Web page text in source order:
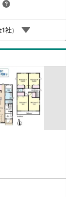
守でスピーディー
ら株式会社アフィ
宝物になるお家探
力でサポート致し
致します！お気軽
1社）